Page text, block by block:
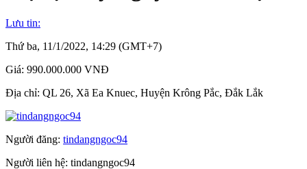
Lưu tin:
Thứ ba, 11/1/2022, 14:29 (GMT+7)
Giá: 990.000.000 VNĐ
Địa chỉ: QL 26, Xã Ea Knuec, Huyện Krông Pắc, Đắk Lắk
Người đăng: tindangngoc94
Người liên hệ: tindangngoc94